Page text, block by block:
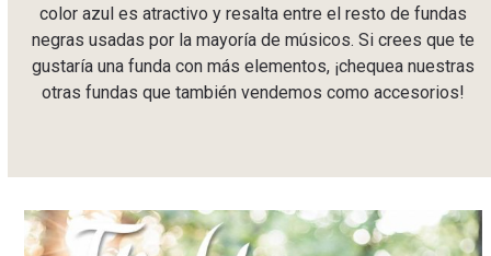
color azul es atractivo y resalta entre el resto de fundas
negras usadas por la mayoría de músicos. Si crees que te
gustaría una funda con más elementos, ¡chequea nuestras
otras fundas que también vendemos como accesorios!